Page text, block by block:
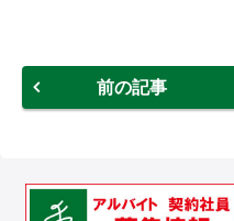
前の記事